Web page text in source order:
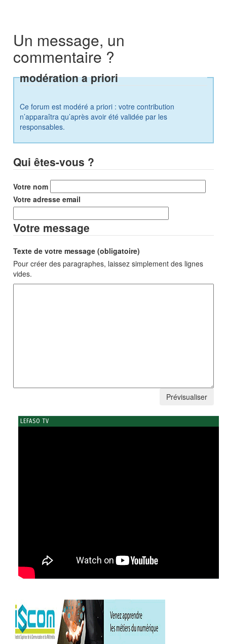
Un message, un
commentaire ?
modération a priori
Ce forum est modéré a priori : votre contribution
n’apparaîtra qu’après avoir été validée par les
responsables.
Qui êtes-vous ?
Votre nom
Votre adresse email
Votre message
Texte de votre message (obligatoire)
Pour créer des paragraphes, laissez simplement des lignes
vides.
LEFASO TV